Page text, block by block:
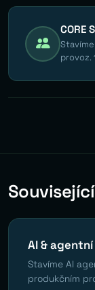
CORE
provoz.
AI &
Stavíme AI
produkčním